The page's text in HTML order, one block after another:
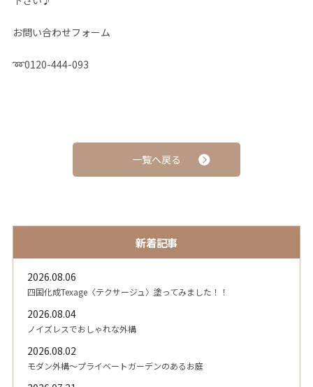
お問い合わせフォーム
➿0120-444-093
一覧へ戻る
新着記事
2026.08.06
四国化成Texage〈テクサージュ〉塗ってみました！！
2026.08.04
ノイズレスでおしゃれな外構
2026.08.02
モダン外構～プライベートガーデンのあるお庭